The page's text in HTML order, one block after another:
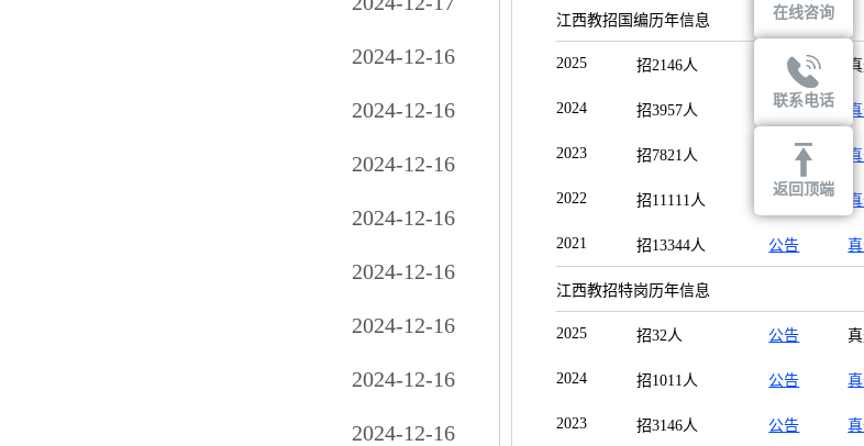
2024-12-16
2024-12-16
2024-12-16
2024-12-16
2024-12-16
2024-12-16
2024-12-16
2024-12-16
江西教招国编历年信息
2025 招2146人 公告
2024 招3957人 公告
2023 招7821人 公告
2022 招11111人 公告
2021 招13344人 公告
江西教招特岗历年信息
2025 招32人 公告
2024 招1011人 公告
2023 招3146人 公告
在线咨询
联系电话
返回顶端